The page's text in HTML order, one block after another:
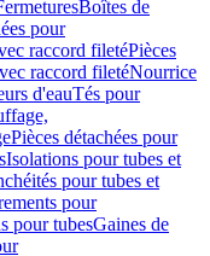
Boîtes de
pour
raccord filetéPièces
raccord filetéNourrice
d'eauTés pour
Pièces détachées pour
Isolations pour tubes et
pour tubes et
pour
pour tubesGaines de